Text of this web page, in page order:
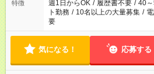
特徴 週1日からOK / 履歴書不要 / 40
ト勤務 / 10名以上の大量募集 /
要
気になる！ 応募する